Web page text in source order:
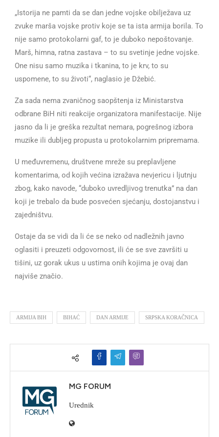
„Istorija ne pamti da se dan jedne vojske obilježava uz
zvuke marša vojske protiv koje se ta ista armija borila. To
nije samo protokolarni gaf, to je duboko nepoštovanje.
Marš, himna, ratna zastava – to su svetinje jedne vojske.
One nisu samo muzika i tkanina, to je krv, to su
uspomene, to su životi“, naglasio je Džebić.
Za sada nema zvaničnog saopštenja iz Ministarstva
odbrane BiH niti reakcije organizatora manifestacije. Nije
jasno da li je greška rezultat nemara, pogrešnog izbora
muzike ili dubljeg propusta u protokolarnim pripremama.
U međuvremenu, društvene mreže su preplavljene
komentarima, od kojih većina izražava nevjericu i ljutnju
zbog, kako navode, “duboko uvredljivog trenutka” na dan
koji je trebalo da bude posvećen sjećanju, dostojanstvu i
zajedništvu.
Ostaje da se vidi da li će se neko od nadležnih javno
oglasiti i preuzeti odgovornost, ili će se sve završiti u
tišini, uz gorak ukus u ustima onih kojima je ovaj dan
najviše značio.
ARMIJA BIH BIHAĆ DAN ARMIJE SRPSKA KORAČNICA
MG FORUM
Urednik